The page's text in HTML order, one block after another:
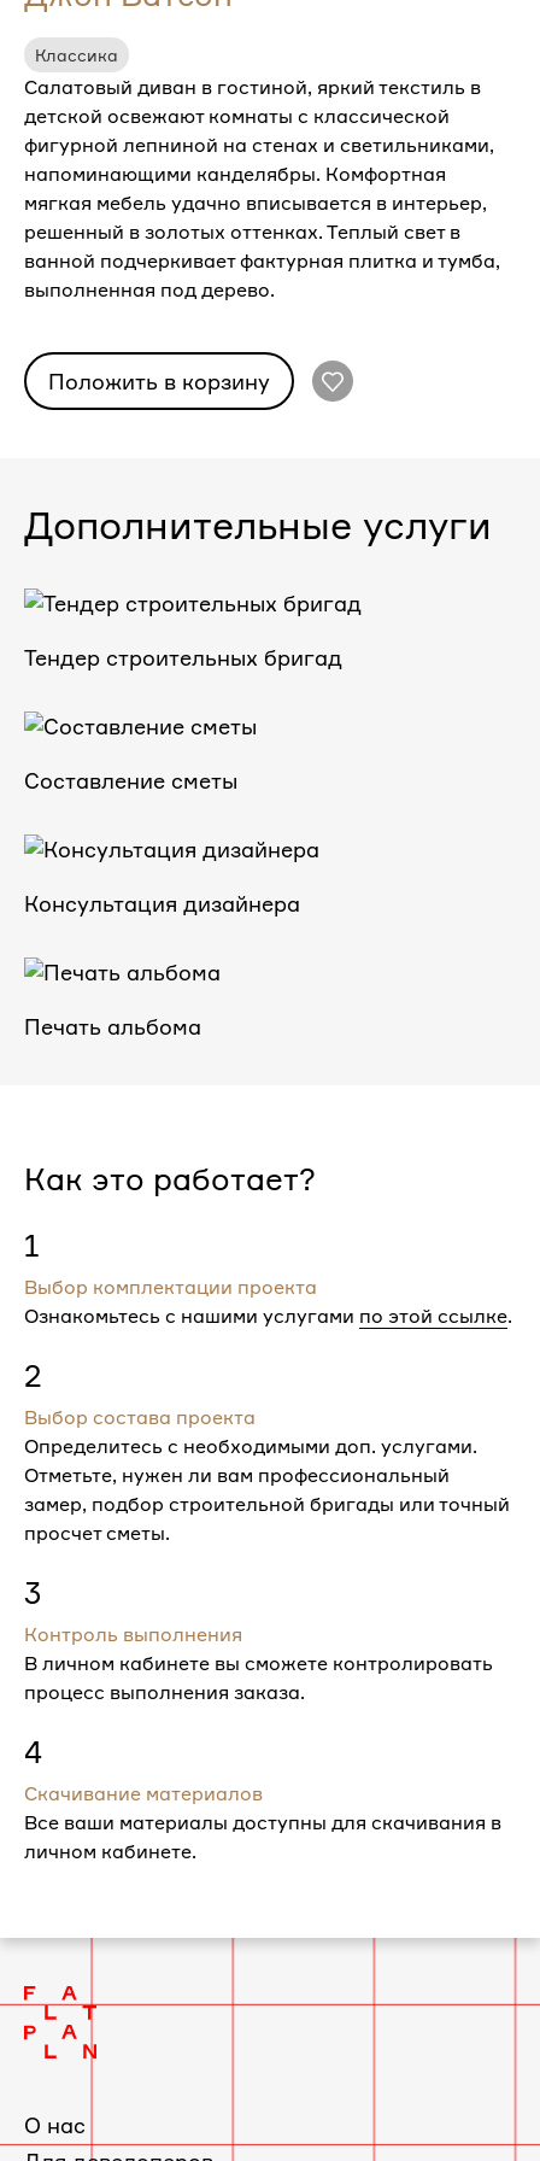
Классика
Салатовый диван в гостиной, яркий текстиль в
детской освежают комнаты с классической
фигурной лепниной на стенах и светильниками,
напоминающими канделябры. Комфортная
мягкая мебель удачно вписывается в интерьер,
решенный в золотых оттенках. Теплый свет в
ванной подчеркивает фактурная плитка и тумба,
выполненная под дерево.
Положить в корзину
Дополнительные услуги
Тендер строительных бригад
Составление сметы
Консультация дизайнера
Печать альбома
Как это работает?
1
Выбор комплектации проекта
Ознакомьтесь с нашими услугами по этой ссылке.
2
Выбор состава проекта
Определитесь с необходимыми доп. услугами.
Отметьте, нужен ли вам профессиональный
замер, подбор строительной бригады или точный
просчет сметы.
3
Контроль выполнения
В личном кабинете вы сможете контролировать
процесс выполнения заказа.
4
Скачивание материалов
Все ваши материалы доступны для скачивания в
личном кабинете.
О нас